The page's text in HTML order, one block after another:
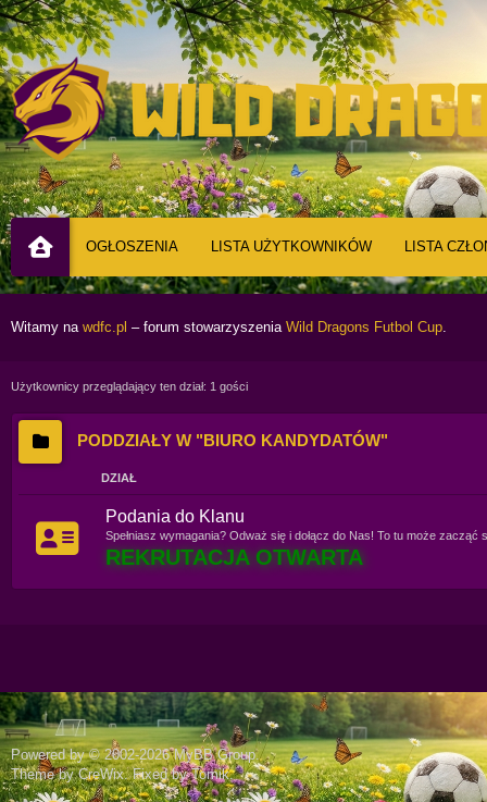
OGŁOSZENIA LISTA UŻYTKOWNIKÓW LISTA
Witamy na wdfc.pl – forum stowarzyszenia Wild Dragons Futbol Cup.
Użytkownicy przeglądający ten dział: 1 gości
PODDZIAŁY W "BIURO KANDYDATÓW"
DZIAŁ
Podania do Klanu
Spełniasz wymagania? Odważ się i dołącz do Nas! To tu może zacząć
REKRUTACJA OTWARTA
Powered by © 2002-2026MyBB Group.
Theme byCreWix. Fixed byTomik.